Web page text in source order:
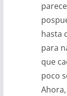
hasta
para
que
poco